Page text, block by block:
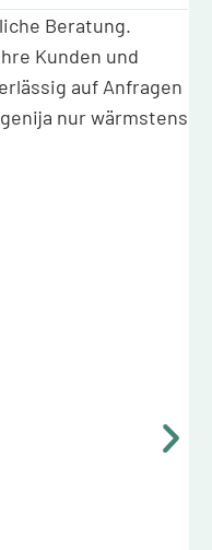
Beratung.
Kunden und
auf Anfragen
nur wärmstens